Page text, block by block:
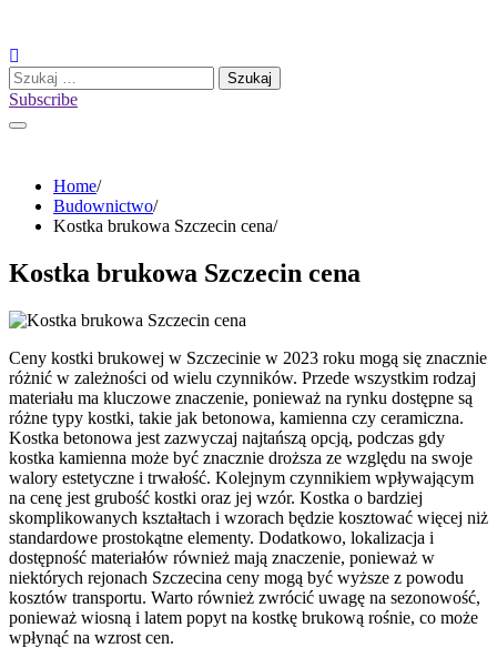
content
Szukaj:
Subscribe
Home
Budownictwo
Kostka brukowa Szczecin cena
Kostka brukowa Szczecin cena
Ceny kostki brukowej w Szczecinie w 2023 roku mogą się znacznie
różnić w zależności od wielu czynników. Przede wszystkim rodzaj
materiału ma kluczowe znaczenie, ponieważ na rynku dostępne są
różne typy kostki, takie jak betonowa, kamienna czy ceramiczna.
Kostka betonowa jest zazwyczaj najtańszą opcją, podczas gdy
kostka kamienna może być znacznie droższa ze względu na swoje
walory estetyczne i trwałość. Kolejnym czynnikiem wpływającym
na cenę jest grubość kostki oraz jej wzór. Kostka o bardziej
skomplikowanych kształtach i wzorach będzie kosztować więcej niż
standardowe prostokątne elementy. Dodatkowo, lokalizacja i
dostępność materiałów również mają znaczenie, ponieważ w
niektórych rejonach Szczecina ceny mogą być wyższe z powodu
kosztów transportu. Warto również zwrócić uwagę na sezonowość,
ponieważ wiosną i latem popyt na kostkę brukową rośnie, co może
wpłynąć na wzrost cen.